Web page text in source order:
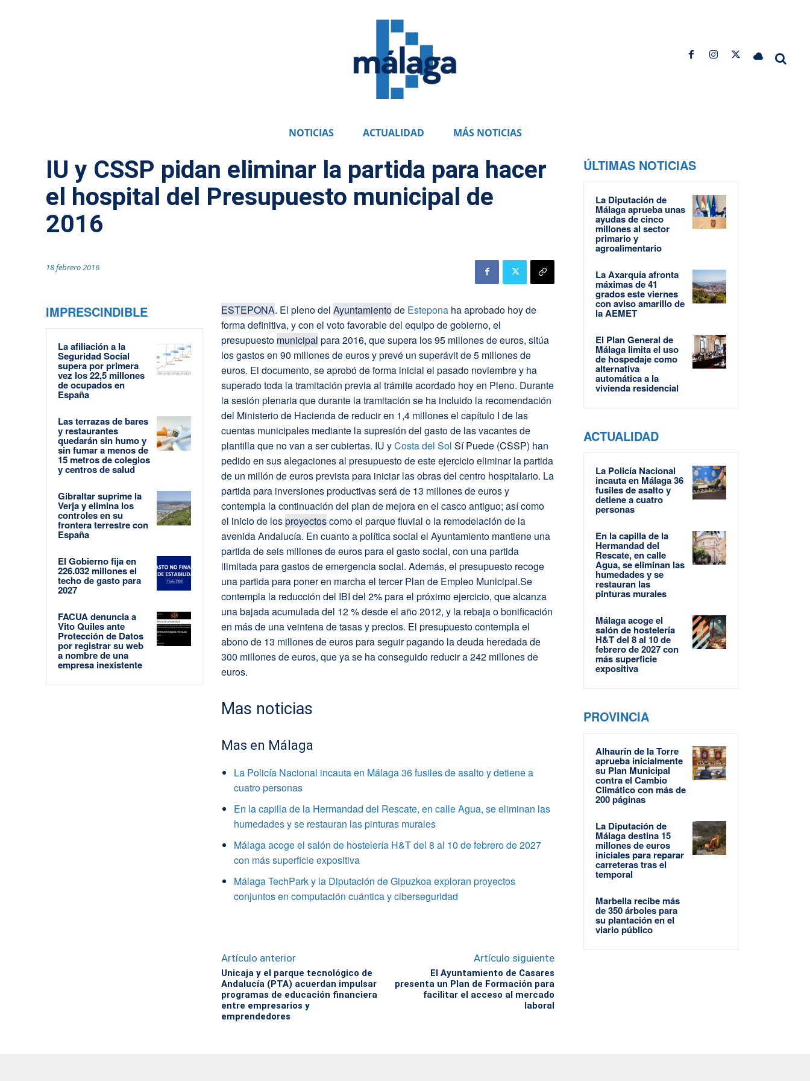
NOTICIAS ACTUALIDAD MÁS NOTICIAS
IU y CSSP pidan eliminar la partida para hacer
el hospital del Presupuesto municipal de
2016
18 febrero 2016
IMPRESCINDIBLE
La afiliación a la
Seguridad Social
supera por primera
vez los 22,5 millones
de ocupados en
España
Las terrazas de bares
y restaurantes
quedarán sin humo y
sin fumar a menos de
15 metros de colegios
y centros de salud
Gibraltar suprime la
Verja y elimina los
controles en su
frontera terrestre con
España
El Gobierno fija en
226.032 millones el
techo de gasto para
2027
FACUA denuncia a
Vito Quiles ante
Protección de Datos
por registrar su web
a nombre de una
empresa inexistente
ESTEPONA. El pleno delAyuntamientode Estepona ha aprobado hoy de
forma definitiva, y con el voto favorable del equipo de gobierno, el
presupuesto municipal para 2016, que supera los 95 millones de euros, sitúa
los gastos en 90 millones de euros y prevé un superávit de 5 millones de
euros. El documento, se aprobó de forma inicial el pasado noviembre y ha
superado toda la tramitación previa al trámite acordado hoy en Pleno. Durante
la sesión plenaria que durante la tramitación se ha incluido la recomendación
del Ministerio de Hacienda de reducir en 1,4 millones el capítulo I de las
cuentas municipales mediante la supresión del gasto de las vacantes de
plantilla que no van a ser cubiertas. IU yCosta del Sol Sí Puede (CSSP) han
pedido en sus alegaciones al presupuesto de este ejercicio eliminar la partida
de un millón de euros prevista para iniciar las obras del centro hospitalario. La
partida para inversiones productivas será de 13 millones de euros y
contempla la continuación del plan de mejora en el casco antiguo; así como
el inicio de losproyectoscomo el parque fluvial o la remodelación de la
avenida Andalucía. En cuanto a política social el Ayuntamiento mantiene una
partida de seis millones de euros para el gasto social, con una partida
ilimitada para gastos de emergencia social. Además, el presupuesto recoge
una partida para poner en marcha el tercer Plan de Empleo Municipal.Se
contempla la reducción del IBI del 2% para el próximo ejercicio, que alcanza
una bajada acumulada del 12 % desde el año 2012, y la rebaja o bonificación
en más de una veintena de tasas y precios. El presupuesto contempla el
abono de 13 millones de euros para seguir pagando la deuda heredada de
300 millones de euros, que ya se ha conseguido reducir a 242 millones de
euros.
Mas noticias
Mas en Málaga
La Policía Nacional incauta en Málaga 36 fusiles de asalto y detiene a
cuatro personas
En la capilla de la Hermandad del Rescate, en calle Agua, se eliminan las
humedades y se restauran las pinturas murales
Málaga acoge el salón de hostelería H&T del 8 al 10 de febrero de 2027
con más superficie expositiva
Málaga TechPark y la Diputación de Gipuzkoa exploran proyectos
conjuntos en computación cuántica y ciberseguridad
Artículo anterior
Unicaja y el parque tecnológico de
Andalucía (PTA) acuerdan impulsar
programas de educación financiera
entre empresarios y
emprendedores
Artículo siguiente
El Ayuntamiento de Casares
presenta un Plan de Formación para
facilitar el acceso al mercado
laboral
ÚLTIMAS NOTICIAS
La Diputación de
Málaga aprueba unas
ayudas de cinco
millones al sector
primario y
agroalimentario
La Axarquía afronta
máximas de 41
grados este viernes
con aviso amarillo de
la AEMET
El Plan General de
Málaga limita el uso
de hospedaje como
alternativa
automática a la
vivienda residencial
ACTUALIDAD
La Policía Nacional
incauta en Málaga 36
fusiles de asalto y
detiene a cuatro
personas
En la capilla de la
Hermandad del
Rescate, en calle
Agua, se eliminan las
humedades y se
restauran las
pinturas murales
Málaga acoge el
salón de hostelería
H&T del 8 al 10 de
febrero de 2027 con
más superficie
expositiva
PROVINCIA
Alhaurín de la Torre
aprueba inicialmente
su Plan Municipal
contra el Cambio
Climático con más de
200 páginas
La Diputación de
Málaga destina 15
millones de euros
iniciales para reparar
carreteras tras el
temporal
Marbella recibe más
de 350 árboles para
su plantación en el
viario público